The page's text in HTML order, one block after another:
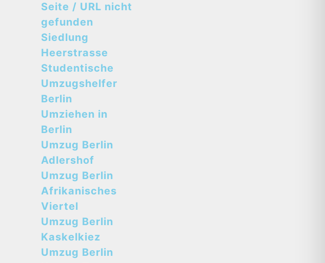
Seite / URL nicht
gefunden
Siedlung
Heerstrasse
Studentische
Umzugshelfer
Berlin
Umziehen in
Berlin
Umzug Berlin
Adlershof
Umzug Berlin
Afrikanisches
Viertel
Umzug Berlin
Kaskelkiez
Umzug Berlin